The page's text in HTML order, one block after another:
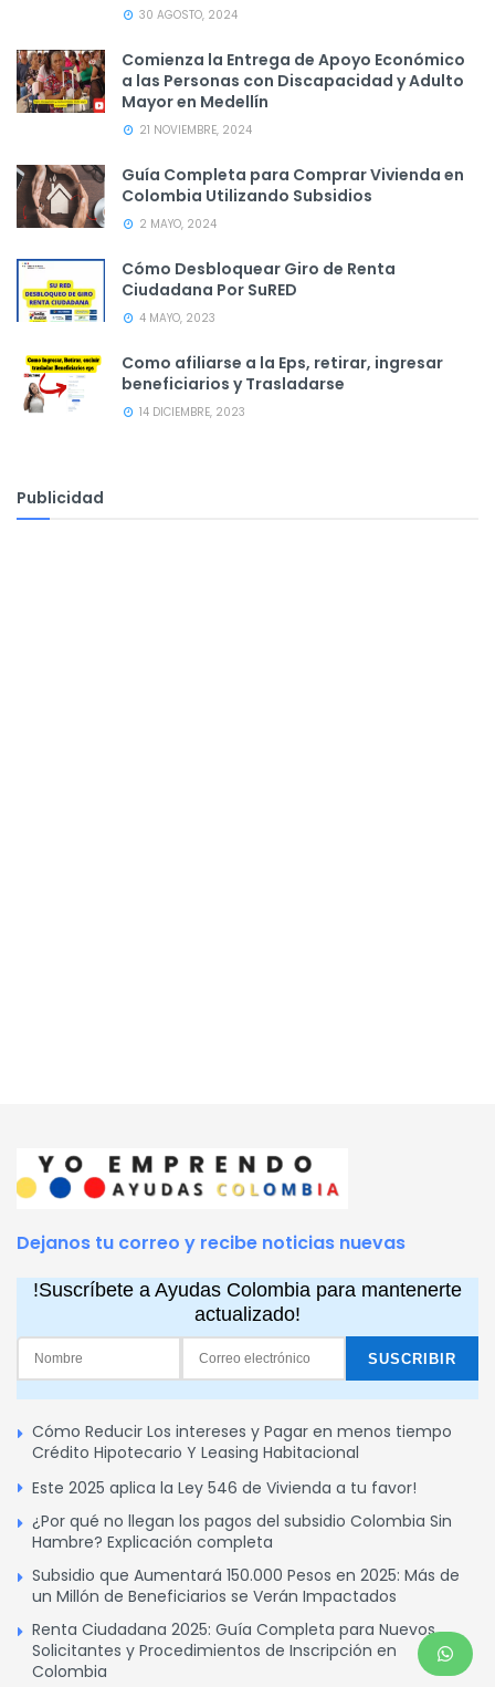
30 AGOSTO, 2024
Comienza la Entrega de Apoyo Económico
a las Personas con Discapacidad y Adulto
Mayor en Medellín
21 NOVIEMBRE, 2024
Guía Completa para Comprar Vivienda en
Colombia Utilizando Subsidios
2 MAYO, 2024
Cómo Desbloquear Giro de Renta
Ciudadana Por SuRED
4 MAYO, 2023
Como afiliarse a la Eps, retirar, ingresar
beneficiarios y Trasladarse
14 DICIEMBRE, 2023
Publicidad
Dejanos tu correo y recibe noticias nuevas
!Suscríbete a Ayudas Colombia para mantenerte
actualizado!
Cómo Reducir Los intereses y Pagar en menos tiempo
Crédito Hipotecario Y Leasing Habitacional
Este 2025 aplica la Ley 546 de Vivienda a tu favor!
¿Por qué no llegan los pagos del subsidio Colombia Sin
Hambre? Explicación completa
Subsidio que Aumentará 150.000 Pesos en 2025: Más de
un Millón de Beneficiarios se Verán Impactados
Renta Ciudadana 2025: Guía Completa para Nuevos
Solicitantes y Procedimientos de Inscripción en
Colombia